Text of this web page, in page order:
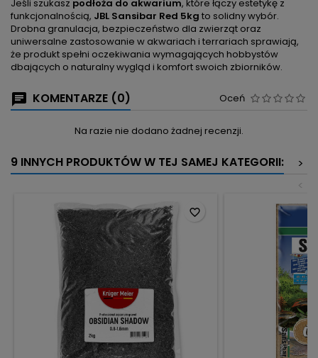
Jeśli szukasz podłoża do akwarium, które łączy estetykę z
funkcjonalnością, JBL Sansibar Red 5kg to solidny wybór.
Drobna granulacja, bezpieczeństwo dla zwierząt oraz
uniwersalne zastosowanie w akwariach i terrariach sprawiają,
że produkt spełni oczekiwania wymagających hobbystów
dbających o naturalny wygląd i komfort swoich zbiorników.
KOMENTARZE (0) Oceń
Na razie nie dodano żadnej recenzji.
9 INNYCH PRODUKTÓW W TEJ SAMEJ KATEGORII:
>
<
favorite_border